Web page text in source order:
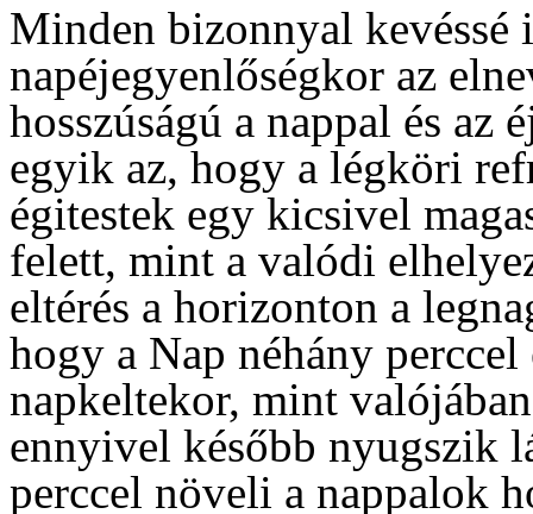
Minden bizonnyal kevéssé
napéjegyenlőségkor az
hosszúságú a nappal és az
egyik az, hogy a légköri
égitestek egy kicsivel
felett, mint a valódi
eltérés a horizonton a
hogy a Nap néhány
napkeltekor, mint
ennyivel később nyugszik
perccel növeli a nappalok